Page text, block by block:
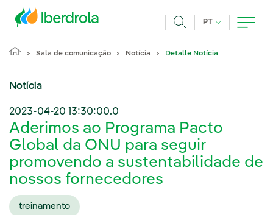
PT IDIOMA ATUAL,
Sala de comunicação Notícia Detalle Notícia
Notícia
2023-04-20 13:30:00.0
Aderimos ao Programa Pacto
Global da ONU para seguir
promovendo a sustentabilidade de
nossos fornecedores
treinamento